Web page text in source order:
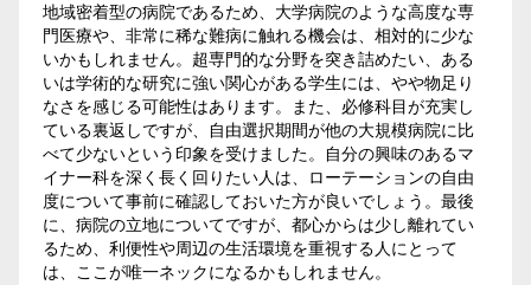
地域密着型の病院であるため、大学病院のような高度な専
門医療や、非常に稀な難病に触れる機会は、相対的に少な
いかもしれません。超専門的な分野を突き詰めたい、ある
いは学術的な研究に強い関心がある学生には、やや物足り
なさを感じる可能性はあります。また、必修科目が充実し
ている裏返しですが、自由選択期間が他の大規模病院に比
べて少ないという印象を受けました。自分の興味のあるマ
イナー科を深く長く回りたい人は、ローテーションの自由
度について事前に確認しておいた方が良いでしょう。最後
に、病院の立地についてですが、都心からは少し離れてい
るため、利便性や周辺の生活環境を重視する人にとって
は、ここが唯一ネックになるかもしれません。